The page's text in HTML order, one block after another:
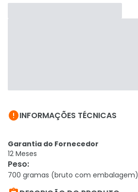
INFORMAÇÕES TÉCNICAS
Garantia do Fornecedor
12 Meses
Peso:
700 gramas (bruto com embalagem)